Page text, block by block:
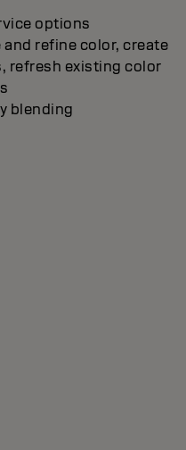
options
refine color, create
refresh existing color
blending